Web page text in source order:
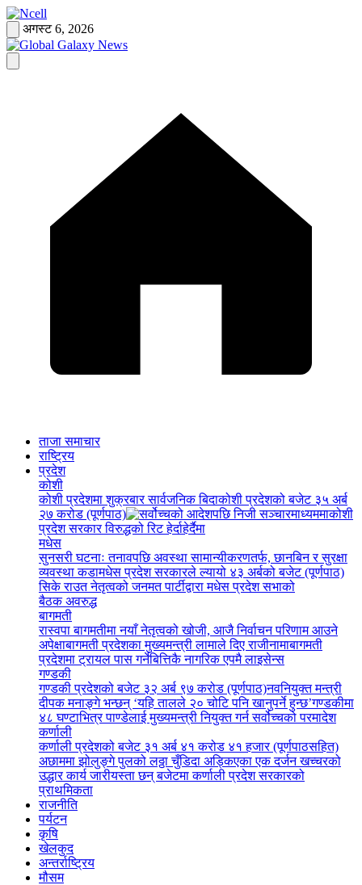
Skip
to
content
अगस्ट 6, 2026
ताजा समाचार
राष्ट्रिय
प्रदेश
कोशी
कोशी प्रदेशमा शुक्रबार सार्वजनिक बिदाकोशी प्रदेशको बजेट ३५ अर्ब
२७ करोड (पूर्णपाठ)
कोशी
प्रदेश सरकार विरुद्धको रिट हेर्दाहेर्दैमा
मधेस
सुनसरी घटनाः तनावपछि अवस्था सामान्यीकरणतर्फ, छानबिन र सुरक्षा
व्यवस्था कडामधेस प्रदेश सरकारले ल्यायो ४३ अर्बको बजेट (पूर्णपाठ)
सिके राउत नेतृत्वको जनमत पार्टीद्वारा मधेस प्रदेश सभाको
बैठक अवरुद्ध
बागमती
रास्वपा बागमतीमा नयाँ नेतृत्वको खोजी, आजै निर्वाचन परिणाम आउने
अपेक्षाबागमती प्रदेशका मुख्यमन्त्री लामाले दिए राजीनामाबागमती
प्रदेशमा ट्रायल पास गर्नेबित्तिकै नागरिक एपमै लाइसेन्स
गण्डकी
गण्डकी प्रदेशको बजेट ३२ अर्ब ९७ करोड (पूर्णपाठ)नवनियुक्त मन्त्री
दीपक मनाङ्गे भन्छन् ‘यहि तालले २० चोटि पनि खानुपर्ने हुन्छ’गण्डकीमा
४८ घण्टाभित्र पाण्डेलाई मुख्यमन्त्री नियुक्त गर्न सर्वोच्चको परमादेश
कर्णाली
कर्णाली प्रदेशको बजेट ३१ अर्ब ४१ करोड ४१ हजार (पूर्णपाठसहित)
अछाममा झोलुङ्गे पुलको लठ्ठा चुँडिदा अड्किएका एक दर्जन खच्चरको
उद्धार कार्य जारीयस्ता छन् बजेटमा कर्णाली प्रदेश सरकारको
प्राथमिकता
राजनीति
पर्यटन
कृषि
खेलकुद
अन्तर्राष्ट्रिय
मौसम